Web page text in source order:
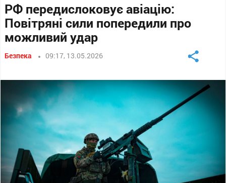
РФ передислоковує авіацію:
Повітряні сили попередили про
можливий удар
Безпека 09:17, 13.05.2026